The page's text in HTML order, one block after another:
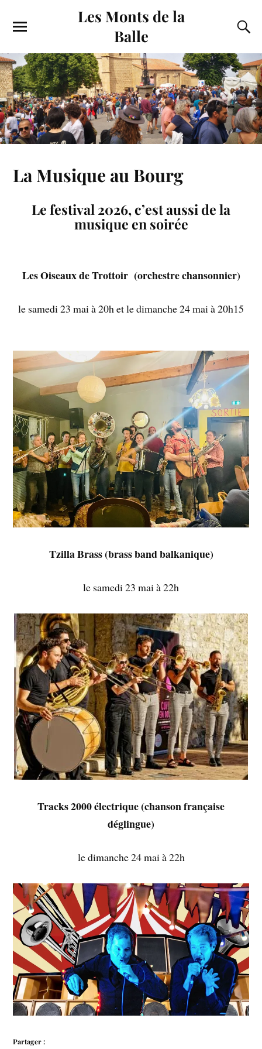
Les Monts de la
Balle
La Musique au Bourg
Le festival 2026, c’est aussi de la
musique en soirée
Les Oiseaux de Trottoir (orchestre chansonnier)
le samedi 23 mai à 20h et le dimanche 24 mai à 20h15
Tzilla Brass (brass band balkanique)
le samedi 23 mai à 22h
Tracks 2000 électrique (chanson française
déglingue)
le dimanche 24 mai à 22h
Partager :